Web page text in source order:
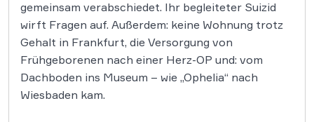
gemeinsam verabschiedet. Ihr begleiteter Suizid
wirft Fragen auf. Außerdem: keine Wohnung trotz
Gehalt in Frankfurt, die Versorgung von
Frühgeborenen nach einer Herz-OP und: vom
Dachboden ins Museum – wie „Ophelia“ nach
Wiesbaden kam.